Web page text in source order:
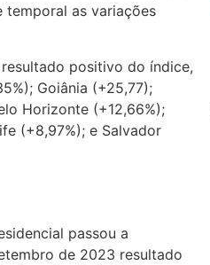
temporal as variações
positivo do índice,
Goiânia (+25,77);
Horizonte (+12,66%);
(+8,97%); e Salvador
passou a
de 2023 resultado